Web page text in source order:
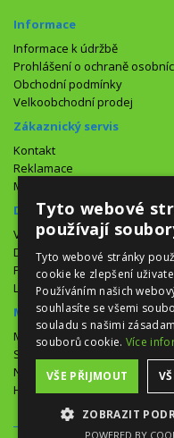
Informace
Informace k údržbě
Prohlášení o ochraně
Obchodní podmínky
Velkoobchodní prodej
Zákaznický servis
Kontakt
Reklamace
Mapa stránek
Doplňky
Výrobci
Dárkové poukazy
Partneský program
Lepší nabídky
Můj účet
Můj účet
Seznam přání
Novinky
Historie objednávek
Tyto webové
používají
Tyto webové stránky
cookie ke zlepšení
Používáním našich
souhlasíte se všemi
souladu s našimi
souborů cookie. Více
VŠE PŘIJMOUT
ZOBRAZIT
POWERED BY